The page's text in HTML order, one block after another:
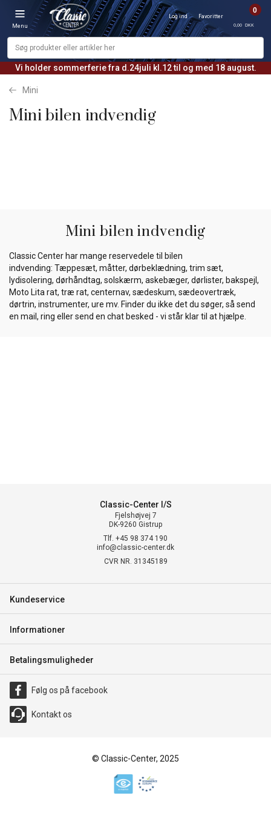
Vi holder sommerferie fra d.24juli kl.12 til og med 18 august.
Menu
Log ind Favoritter
0
0,00 DKK
Mini
Mini bilen indvendig
Mini bilen indvendig
Classic Center har mange reservedele til bilen
indvending: Tæppesæt, måtter, dørbeklædning, trim sæt,
lydisolering, dørhåndtag, solskærm, askebæger, dørlister, bakspejl,
Moto Lita rat, træ rat, centernav, sædeskum, sædeovertræk,
dørtrin, instrumenter, ure mv. Finder du ikke det du søger, så send
en mail, ring eller send en chat besked - vi står klar til at hjælpe.
Classic-Center I/S
Fjelshøjvej 7
DK-9260 Gistrup
Tlf. +45 98 374 190
info@classic-center.dk
CVR NR. 31345189
Kundeservice
Informationer
Betalingsmuligheder
Følg os på facebook
Kontakt os
© Classic-Center, 2025